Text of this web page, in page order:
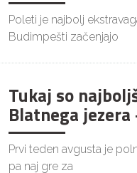
Poleti je najbolj
Budimpešti začenjajo
Tukaj so
Blatnega
Prvi teden avgusta je
pa naj gre za